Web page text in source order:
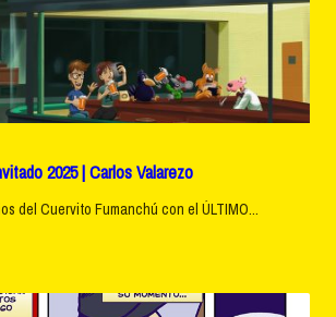
2025 | Carlos Valarezo
del Cuervito Fumanchú con el ÚLTIMO...